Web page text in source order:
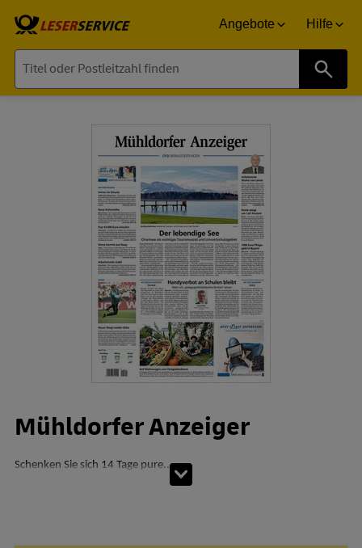
Angebote Hilfe
Mühldorfer Anzeiger
Schenken Sie sich 14 Tage pure...